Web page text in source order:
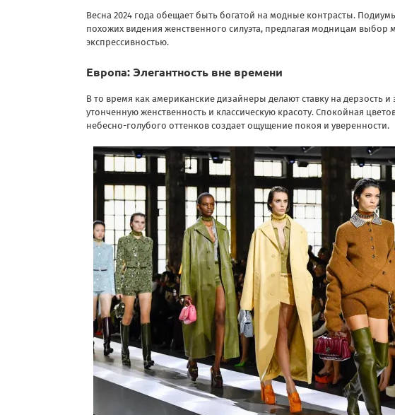
Весна 2024 года обещает быть богатой на модные контрасты.
похожих видения женственного силуэта, предлагая модницам выбор
экспрессивностью.
Европа: Элегантность вне времени
В то время как американские дизайнеры делают ставку на дерзость
утонченную женственность и классическую красоту. Спокойная
небесно-голубого оттенков создает ощущение покоя и уверенности.